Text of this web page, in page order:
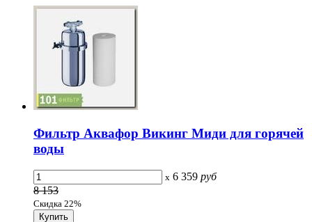
Фильтр Аквафор Викинг Миди для горячей
воды
x 6 359 руб
8 153
Скидка 22%